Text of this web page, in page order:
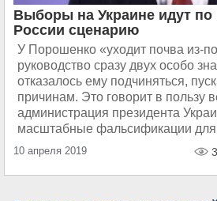
Выборы на Украине идут по
России сценарию
У Порошенко «уходит почва из-
руководство сразу двух особо
отказалось ему подчиняться,
причинам. Это говорит в пользу
администрация президента
масштабные фальсификации
10 апреля 2019